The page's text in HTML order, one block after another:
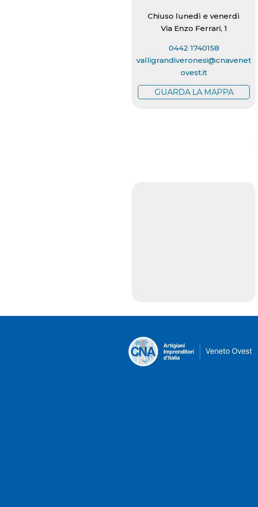
Chiuso lunedì e venerdì
Via Enzo Ferrari, 1
0442 1740158
valligrandiveronesi@cnavenet
ovest.it
GUARDA LA MAPPA